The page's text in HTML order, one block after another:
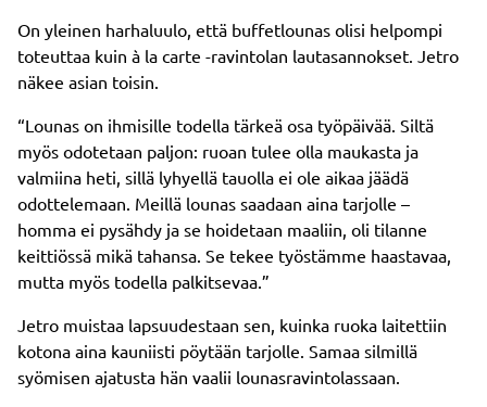
On yleinen harhaluulo, että buffetlounas olisi helpompi
toteuttaa kuin à la carte -ravintolan lautasannokset. Jetro
näkee asian toisin.
“Lounas on ihmisille todella tärkeä osa työpäivää. Siltä
myös odotetaan paljon: ruoan tulee olla maukasta ja
valmiina heti, sillä lyhyellä tauolla ei ole aikaa jäädä
odottelemaan. Meillä lounas saadaan aina tarjolle –
homma ei pysähdy ja se hoidetaan maaliin, oli tilanne
keittiössä mikä tahansa. Se tekee työstämme haastavaa,
mutta myös todella palkitsevaa.”
Jetro muistaa lapsuudestaan sen, kuinka ruoka laitettiin
kotona aina kauniisti pöytään tarjolle. Samaa silmillä
syömisen ajatusta hän vaalii lounasravintolassaan.